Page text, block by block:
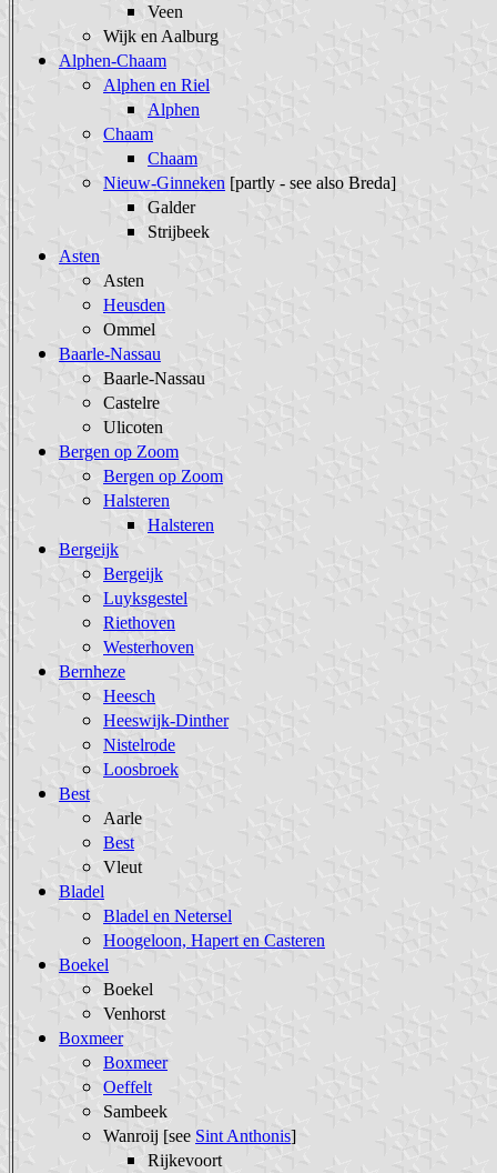
Veen
Wijk en Aalburg
Alphen-Chaam
Alphen en Riel
Alphen
Chaam
Chaam
Nieuw-Ginneken [partly - see also Breda]
Galder
Strijbeek
Asten
Asten
Heusden
Ommel
Baarle-Nassau
Baarle-Nassau
Castelre
Ulicoten
Bergen op Zoom
Bergen op Zoom
Halsteren
Halsteren
Bergeijk
Bergeijk
Luyksgestel
Riethoven
Westerhoven
Bernheze
Heesch
Heeswijk-Dinther
Nistelrode
Loosbroek
Best
Aarle
Best
Vleut
Bladel
Bladel en Netersel
Hoogeloon, Hapert en Casteren
Boekel
Boekel
Venhorst
Boxmeer
Boxmeer
Oeffelt
Sambeek
Wanroij [see Sint Anthonis]
Rijkevoort